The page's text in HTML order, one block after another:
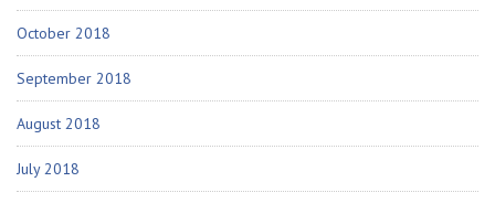
October 2018
September 2018
August 2018
July 2018